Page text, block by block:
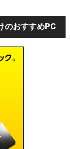
のおすすめPC